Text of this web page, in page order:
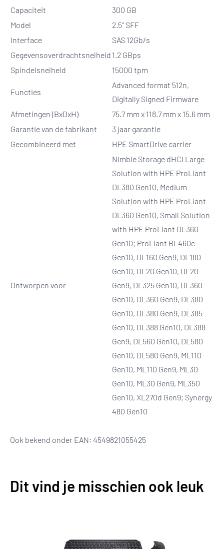
Capaciteit
300 GB
Model
2.5" SFF
Interface
SAS 12Gb/s
Gegevensoverdrachtsnelheid 1.2 GBps
Spindelsnelheid
15000 tpm
Functies
Advanced format 512n,
Digitally Signed Firmware
Afmetingen (BxDxH)
75.7 mm x 118.7 mm x 15.6 mm
Garantie van de fabrikant
3 jaar garantie
Gecombineerd met
HPE SmartDrive carrier
Ontworpen voor
Nimble Storage dHCI Large
Solution with HPE ProLiant
DL380 Gen10, Medium
Solution with HPE ProLiant
DL360 Gen10, Small Solution
with HPE ProLiant DL360
Gen10; ProLiant BL460c
Gen10, DL160 Gen9, DL180
Gen10, DL20 Gen10, DL20
Gen9, DL325 Gen10, DL360
Gen10, DL360 Gen9, DL380
Gen10, DL380 Gen9, DL385
Gen10, DL388 Gen10, DL388
Gen9, DL560 Gen10, DL580
Gen10, DL580 Gen9, ML110
Gen10, ML110 Gen9, ML30
Gen10, ML30 Gen9, ML350
Gen10, XL270d Gen9; Synergy
480 Gen10
Ook bekend onder EAN: 4549821055425
Dit vind je misschien ook leuk